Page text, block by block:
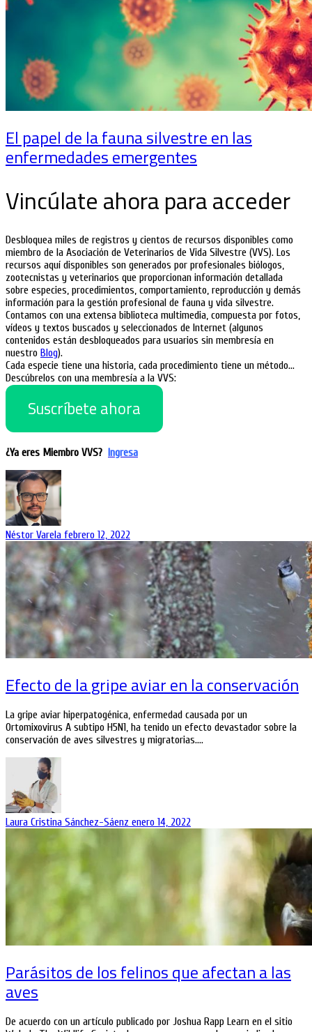
El papel de la fauna silvestre en las
enfermedades emergentes
Vincúlate ahora para acceder
Desbloquea miles de registros y cientos de recursos disponibles como
miembro de la Asociación de Veterinarios de Vida Silvestre (VVS). Los
recursos aquí disponibles son generados por profesionales biólogos,
zootecnistas y veterinarios que proporcionan información detallada
sobre especies, procedimientos, comportamiento, reproducción y demás
información para la gestión profesional de fauna y vida silvestre.
Contamos con una extensa biblioteca multimedia, compuesta por fotos,
vídeos y textos buscados y seleccionados de Internet (algunos
contenidos están desbloqueados para usuarios sin membresía en
nuestro Blog).
Cada especie tiene una historia, cada procedimiento tiene un método…
Descúbrelos con una membresía a la VVS:
Suscríbete ahora
¿Ya eres Miembro VVS? Ingresa
Néstor Varela febrero 12, 2022
Efecto de la gripe aviar en la conservación
La gripe aviar hiperpatogénica, enfermedad causada por un
Ortomixovirus A subtipo H5N1, ha tenido un efecto devastador sobre la
conservación de aves silvestres y migratorias.…
Laura Cristina Sánchez-Sáenz enero 14, 2022
Parásitos de los felinos que afectan a las
aves
De acuerdo con un artículo publicado por Joshua Rapp Learn en el sitio